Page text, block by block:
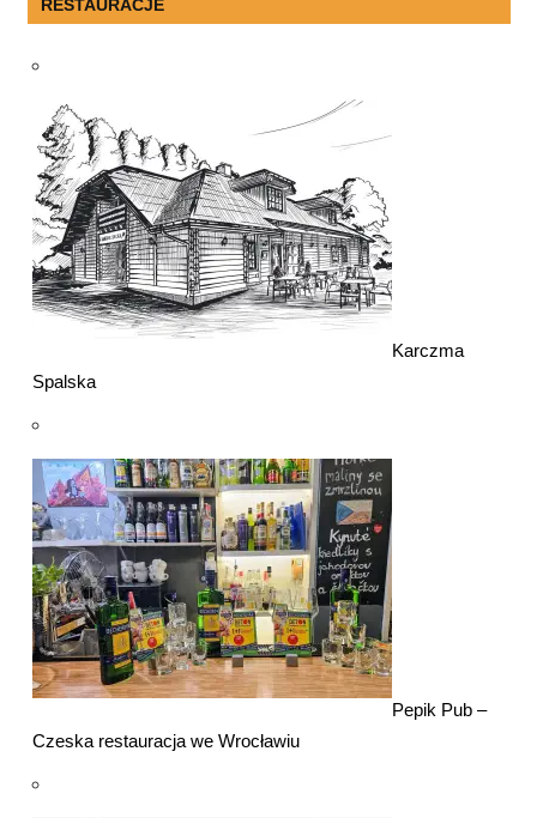
RESTAURACJE
Karczma
Spalska
Pepik Pub –
Czeska restauracja we Wrocławiu